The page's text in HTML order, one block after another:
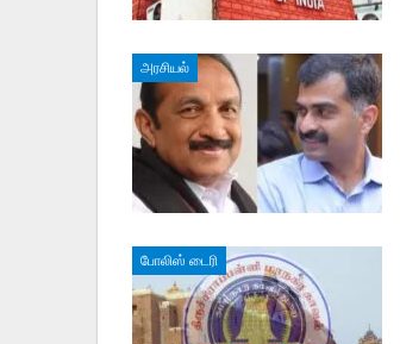
அரசியல்
போலிஸ் டைரி